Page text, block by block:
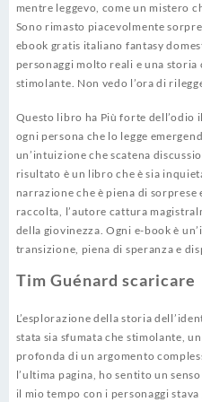
mentre leggevo, come un mistero
Sono rimasto piacevolmente
ebook gratis italiano fantasy
personaggi molto reali e una
stimolante. Non vedo l’ora di
Questo libro ha Più forte dell’odio
ogni persona che lo legge
un’intuizione che scatena
risultato è un libro che è sia
narrazione che è piena di
raccolta, l’autore cattura
della giovinezza. Ogni e-book è
transizione, piena di speranza e
Tim Guénard scaricare
L’esplorazione della storia
stata sia sfumata che stimolante,
profonda di un argomento
l’ultima pagina, ho sentito un
il mio tempo con i personaggi